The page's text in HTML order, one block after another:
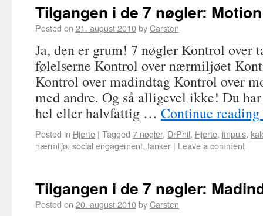
Tilgangen i de 7 nøgler: Motion
Posted on 21. august 2010byCarsten
Ja, den er grum! 7 nøgler Kontrol over
følelserne Kontrol over nærmiljøet
Kontrol over madindtag Kontrol over
med andre. Og så alligevel ikke! Du
hel eller halvfattig … Continue reading
Posted in Hjerte | Tagged 7 nøgler, DrPhil, Hjerte, impuls,
nærmiljø, social engagement, tanker | Leave a comment
Tilgangen i de 7 nøgler:
Posted on 20. august 2010byCarsten